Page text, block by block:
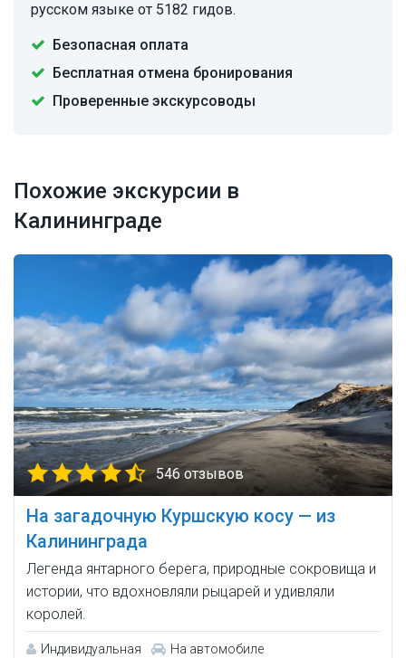
русском языке от 5182 гидов.
Безопасная оплата
Бесплатная отмена бронирования
Проверенные экскурсоводы
Похожие экскурсии в
Калининграде
546 отзывов
На загадочную Куршскую косу — из
Калининграда
Легенда янтарного берега, природные сокровища и
истории, что вдохновляли рыцарей и удивляли
королей.
Индивидуальная
На автомобиле